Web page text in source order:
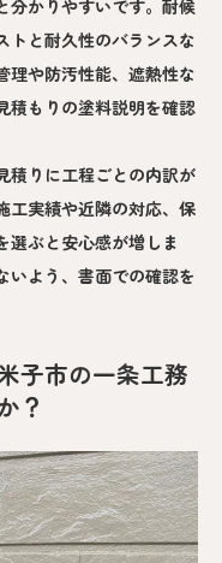
分かりやすいです。耐候
トと耐久性のバランスな
理や防汚性能、遮熱性な
積もりの塗料説明を確認
積りに工程ごとの内訳が
工実績や近隣の対応、保
選ぶと安心感が増しま
いよう、書面での確認を
子市の一条工務
？